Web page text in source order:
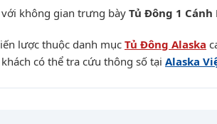
không gian trưng bày Tủ Đông 1 Cánh
lược thuộc danh mục Tủ Đông Alaska
có thể tra cứu thông số tại Alaska